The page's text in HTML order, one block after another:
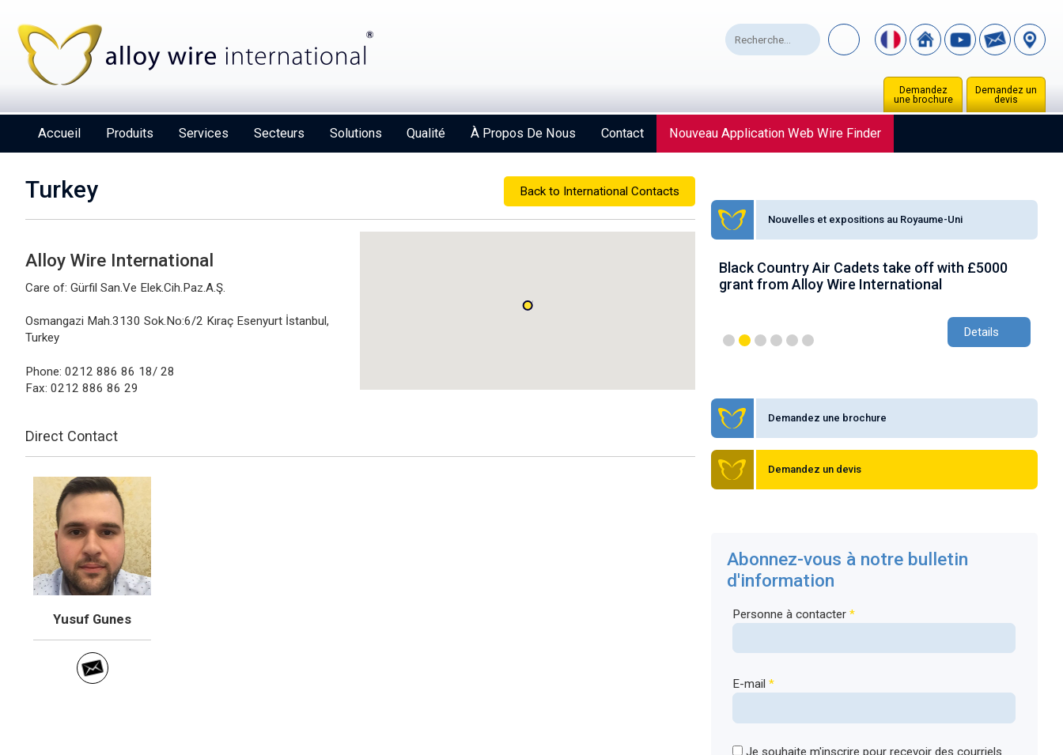
Demandez un
devis
Demandez
une brochure
Accueil Produits Services Secteurs Solutions Qualité À Propos De Nous Contact Nouveau Application Web Wire Finder
Turkey Back to International Contacts
Alloy Wire International
Care of: Gürfil San.Ve Elek.Cih.Paz.A.Ş.
Osmangazi Mah.3130 Sok.No:6/2 Kıraç Esenyurt İstanbul,
Turkey
Phone: 0212 886 86 18/ 28
Fax: 0212 886 86 29
Direct Contact
Yusuf Gunes
Nouvelles et expositions au Royaume-Uni
Alloy Wire International to toast its 80th
birthday at Wire 2026
Black Country Air Cadets take off with £5000
grant from Alloy Wire International
Details
Demandez une brochure
Demandez un devis
Abonnez-vous à notre bulletin
d'information
Personne à contacter*
E-mail*
Je souhaite m'inscrire pour recevoir des courriels